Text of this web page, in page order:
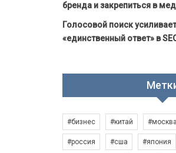
бренда и закрепиться в
Голосовой поиск
«единственный ответ» в
#бизнес #китай #москва
#россия #сша #япония